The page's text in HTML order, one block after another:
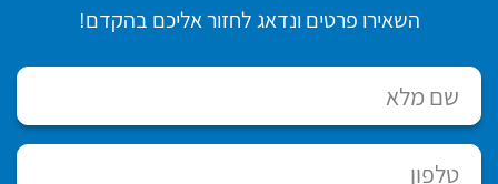
השאירו פרטים ונדאג לחזור אליכם בהקדם!